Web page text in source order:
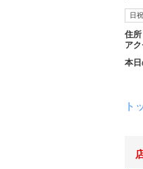
日
住所
ア
本
ト